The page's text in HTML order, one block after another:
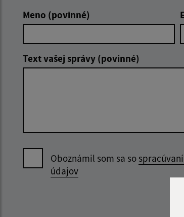
Meno (povinné)
Text vašej správy (povinné)
Oboznámil som sa so
údajov